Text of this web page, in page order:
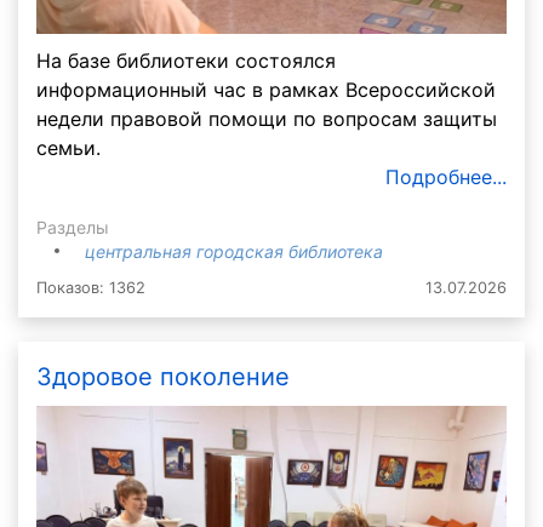
На базе библиотеки состоялся
информационный час в рамках Всероссийской
недели правовой помощи по вопросам защиты
семьи.
Подробнее...
Разделы
центральная городская библиотека
Показов: 1362 13.07.2026
Здоровое поколение